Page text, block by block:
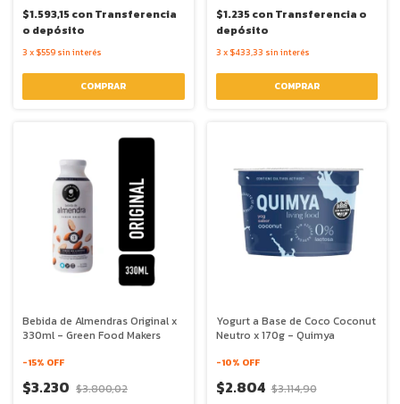
$1.593,15conTransferencia
o depósito
3 x $559 sin interés
$1.235conTransferencia o
depósito
3 x $433,33 sin interés
Bebida de Almendras Original x
330ml - Green Food Makers
-15% OFF
$3.230 $3.800,02
Yogurt a Base de Coco Coconut
Neutro x 170g - Quimya
-10% OFF
$2.804 $3.114,90